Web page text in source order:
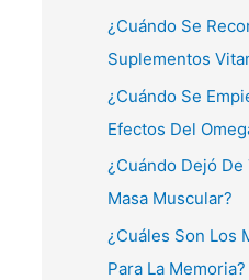
¿Cuándo Se
Suplementos
¿Cuándo Se
Efectos Del
¿Cuándo Dejó
Masa Muscular?
¿Cuáles Son Los
Para La Memoria?